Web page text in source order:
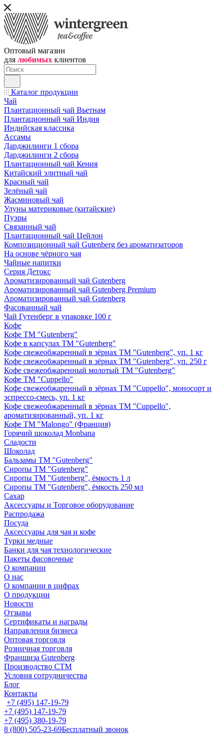
Оптовый магазин
для любимых клиентов
Каталог продукции
Чай
Плантационный чай Вьетнам
Плантационный чай Индия
Индийская классика
Ассамы
Дарджилинги 1 сбора
Дарджилинги 2 сбора
Плантационный чай Кения
Китайский элитный чай
Красный чай
Зелёный чай
Жасминовый чай
Улуны материковые (китайские)
Пуэры
Связанный чай
Плантационный чай Цейлон
Композиционный чай Gutenberg без ароматизаторов
На основе чёрного чая
Чайные напитки
Серия Детокс
Ароматизированный чай Gutenberg
Ароматизированный чай Gutenberg Premium
Ароматизированный чай Gutenberg
Фасованный чай
Чай Гутенберг в упаковке 100 г
Кофе
Кофе ТМ "Gutenberg"
Кофе в капсулах ТМ "Gutenberg"
Кофе свежеобжаренный в зёрнах ТМ "Gutenberg", уп. 1 кг
Кофе свежеобжаренный в зёрнах ТМ "Gutenberg", уп. 250 г
Кофе свежеобжаренный молотый ТМ "Gutenberg"
Кофе ТМ "Cuppello"
Кофе свежеобжаренный в зёрнах ТМ "Cuppello", моносорт и
эспрессо-смесь, уп. 1 кг
Кофе свежеобжаренный в зёрнах ТМ "Cuppello",
ароматизированный, уп. 1 кг
Кофе ТМ "Malongo" (Франция)
Горячий шоколад Monbana
Сладости
Шоколад
Бальзамы ТМ "Gutenberg"
Сиропы ТМ "Gutenberg"
Сиропы ТМ "Gutenberg", ёмкость 1 л
Сиропы ТМ "Gutenberg", ёмкость 250 мл
Сахар
Аксессуары и Торговое оборудование
Распродажа
Посуда
Аксессуары для чая и кофе
Турки медные
Банки для чая технологические
Пакеты фасовочные
О компании
О нас
О компании в цифрах
О продукции
Новости
Отзывы
Сертификаты и награды
Направления бизнеса
Оптовая торговля
Розничная торговля
Франшиза Gutenberg
Производство СТМ
Условия сотрудничества
Блог
Контакты
+7 (495) 147-19-79
+7 (495) 147-19-79
+7 (495) 380-19-79
8 (800) 505-23-69Бесплатный звонок